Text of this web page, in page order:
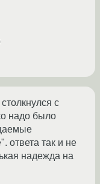
с
надо было
ответа так и не
надежда на